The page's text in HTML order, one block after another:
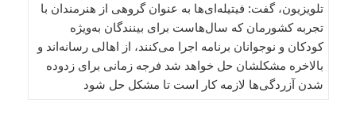
تلویزیون، گفت: فیتیله‌ای‌ها به عنوان گروهی از هنرمندان با
تجربه کشورمان که سال‌هاست برای بینندگان به‌ویژه
کودکان و نوجوانان برنامه اجرا می‌کنند، از اهالی رسانه‌اند و
بالاخره مشکلشان حل خواهد شد فرجه زمانی برای زدوده
شدن آزردگی‌ها لازمه کار است تا مشکل حل شود